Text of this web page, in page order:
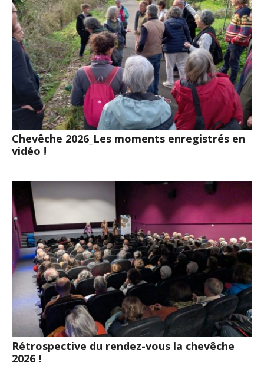
Chevêche 2026_Les moments enregistrés en
vidéo !
Rétrospective du rendez-vous la chevêche
2026 !